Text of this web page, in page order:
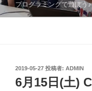
キ
ッ
プログラミングで遊ぼう♪
投
稿
日:
2019-05-27 投稿者: ADMIN
6月15日(土)